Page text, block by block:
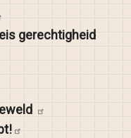
gerechtigheid